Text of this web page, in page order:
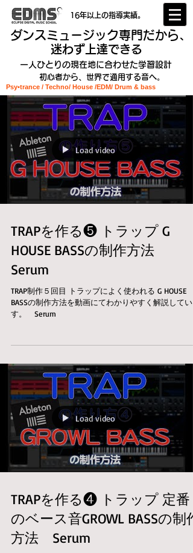
16年以上の指導実績。
ダンスミュージック専門だから、
迷わず上達できる
一人ひとりの現在地に合わせた学習設計
初心者から、世界で通用する音へ。
Psy•trance / Techno/ House /EDM/ Drum & bass
Load video
TRAPを作る❺ トラップ G
HOUSE BASSの制作方法
Serum
TRAP制作５回目 トラップによく使われる G HOUSE
BASSの制作方法を動画にてわかりやすく解説してい
す。 Serum
Load video
TRAPを作る❹ トラップ 定番
のベース音GROWL BASSの制作
方法 Serum